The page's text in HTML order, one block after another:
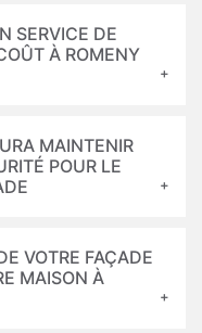
SERVICE DE
À ROMENY
MAINTENIR
POUR LE
VOTRE FAÇADE
MAISON À